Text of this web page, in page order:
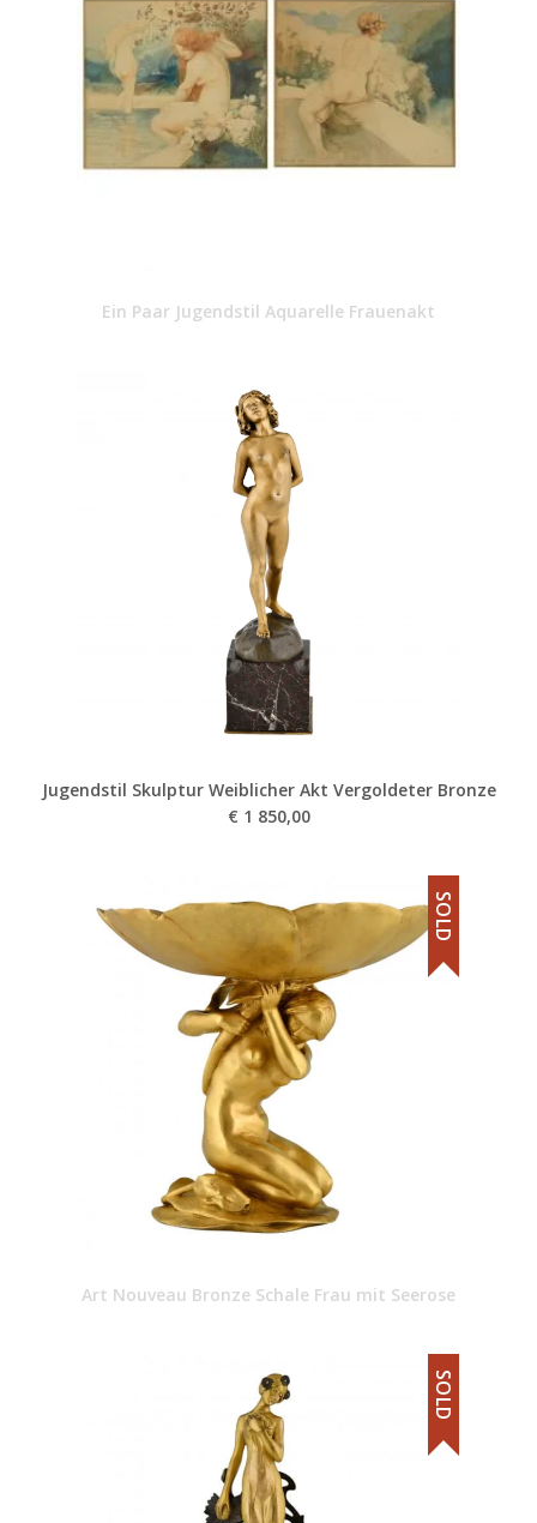
Ein Paar Jugendstil Aquarelle Frauenakt
Jugendstil Skulptur Weiblicher Akt Vergoldeter Bronze
€ 1 850,00
Art Nouveau Bronze Schale Frau mit Seerose
SOLD
SOLD